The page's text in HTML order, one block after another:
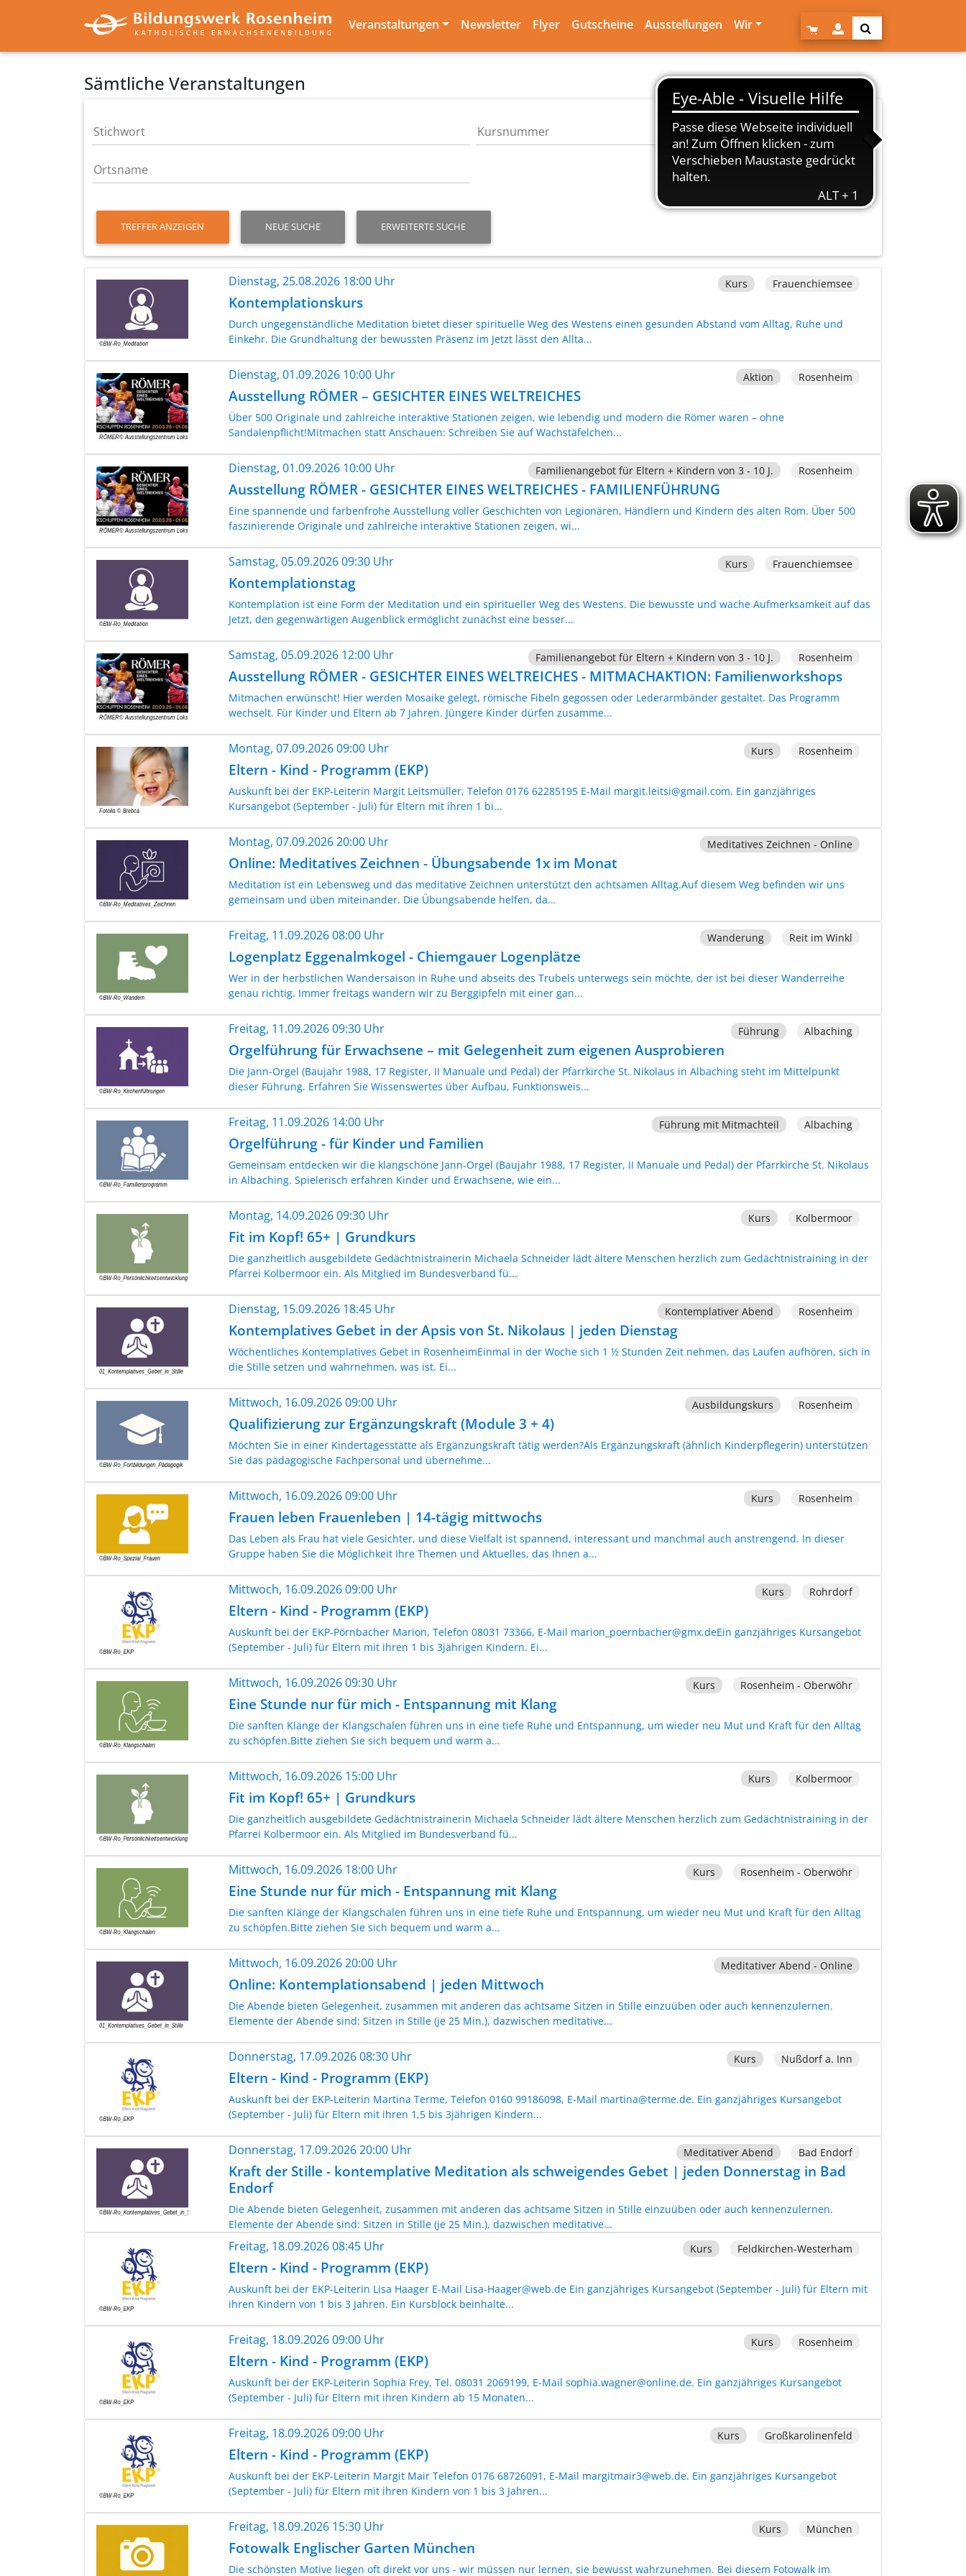
Veranstaltungen Newsletter Flyer Gutscheine Ausstellungen Wir
Sämtliche Veranstaltungen
TREFFER ANZEIGEN NEUE SUCHE ERWEITERTE SUCHE
Dienstag, 25.08.2026 18:00 Uhr Kurs Frauenchiemsee
Kontemplationskurs
Durch ungegenständliche Meditation bietet dieser spirituelle Weg des Westens einen gesunden Abstand vom Alltag, Ruhe und
Einkehr. Die Grundhaltung der bewussten Präsenz im Jetzt lässt den Allta...
Dienstag, 01.09.2026 10:00 Uhr Aktion Rosenheim
Ausstellung RÖMER – GESICHTER EINES WELTREICHES
Über 500 Originale und zahlreiche interaktive Stationen zeigen, wie lebendig und modern die Römer waren – ohne
Sandalenpflicht!Mitmachen statt Anschauen: Schreiben Sie auf Wachstäfelchen...
Dienstag, 01.09.2026 10:00 Uhr Familienangebot für Eltern + Kindern von 3 - 10 J. Rosenheim
Ausstellung RÖMER - GESICHTER EINES WELTREICHES - FAMILIENFÜHRUNG
Eine spannende und farbenfrohe Ausstellung voller Geschichten von Legionären, Händlern und Kindern des alten Rom. Über 500
faszinierende Originale und zahlreiche interaktive Stationen zeigen, wi...
Samstag, 05.09.2026 09:30 Uhr Kurs Frauenchiemsee
Kontemplationstag
Kontemplation ist eine Form der Meditation und ein spiritueller Weg des Westens. Die bewusste und wache Aufmerksamkeit auf das
Jetzt, den gegenwärtigen Augenblick ermöglicht zunächst eine besser...
Samstag, 05.09.2026 12:00 Uhr Familienangebot für Eltern + Kindern von 3 - 10 J. Rosenheim
Ausstellung RÖMER - GESICHTER EINES WELTREICHES - MITMACHAKTION: Familienworkshops
Mitmachen erwünscht! Hier werden Mosaike gelegt, römische Fibeln gegossen oder Lederarmbänder gestaltet. Das Programm
wechselt. Für Kinder und Eltern ab 7 Jahren. Jüngere Kinder dürfen zusamme...
Montag, 07.09.2026 09:00 Uhr Kurs Rosenheim
Eltern - Kind - Programm (EKP)
Auskunft bei der EKP-Leiterin Margit Leitsmüller, Telefon 0176 62285195 E-Mail margit.leitsi@gmail.com. Ein ganzjähriges
Kursangebot (September - Juli) für Eltern mit ihren 1 bi...
Montag, 07.09.2026 20:00 Uhr Meditatives Zeichnen - Online
Online: Meditatives Zeichnen - Übungsabende 1x im Monat
Meditation ist ein Lebensweg und das meditative Zeichnen unterstützt den achtsamen Alltag.Auf diesem Weg befinden wir uns
gemeinsam und üben miteinander. Die Übungsabende helfen, da...
Freitag, 11.09.2026 08:00 Uhr Wanderung Reit im Winkl
Logenplatz Eggenalmkogel - Chiemgauer Logenplätze
Wer in der herbstlichen Wandersaison in Ruhe und abseits des Trubels unterwegs sein möchte, der ist bei dieser Wanderreihe
genau richtig. Immer freitags wandern wir zu Berggipfeln mit einer gan...
Freitag, 11.09.2026 09:30 Uhr Führung Albaching
Orgelführung für Erwachsene – mit Gelegenheit zum eigenen Ausprobieren
Die Jann-Orgel (Baujahr 1988, 17 Register, II Manuale und Pedal) der Pfarrkirche St. Nikolaus in Albaching steht im Mittelpunkt
dieser Führung. Erfahren Sie Wissenswertes über Aufbau, Funktionsweis...
Freitag, 11.09.2026 14:00 Uhr Führung mit Mitmachteil Albaching
Orgelführung - für Kinder und Familien
Gemeinsam entdecken wir die klangschöne Jann-Orgel (Baujahr 1988, 17 Register, II Manuale und Pedal) der Pfarrkirche St. Nikolaus
in Albaching. Spielerisch erfahren Kinder und Erwachsene, wie ein...
Montag, 14.09.2026 09:30 Uhr Kurs Kolbermoor
Fit im Kopf! 65+ | Grundkurs
Die ganzheitlich ausgebildete Gedächtnistrainerin Michaela Schneider lädt ältere Menschen herzlich zum Gedächtnistraining in der
Pfarrei Kolbermoor ein. Als Mitglied im Bundesverband fü...
Dienstag, 15.09.2026 18:45 Uhr Kontemplativer Abend Rosenheim
Kontemplatives Gebet in der Apsis von St. Nikolaus | jeden Dienstag
Wöchentliches Kontemplatives Gebet in RosenheimEinmal in der Woche sich 1 ½ Stunden Zeit nehmen, das Laufen aufhören, sich in
die Stille setzen und wahrnehmen, was ist. Ei...
Mittwoch, 16.09.2026 09:00 Uhr Ausbildungskurs Rosenheim
Qualifizierung zur Ergänzungskraft (Module 3 + 4)
Möchten Sie in einer Kindertagesstätte als Ergänzungskraft tätig werden?Als Ergänzungskraft (ähnlich Kinderpflegerin) unterstützen
Sie das pädagogische Fachpersonal und übernehme...
Mittwoch, 16.09.2026 09:00 Uhr Kurs Rosenheim
Frauen leben Frauenleben | 14-tägig mittwochs
Das Leben als Frau hat viele Gesichter, und diese Vielfalt ist spannend, interessant und manchmal auch anstrengend. In dieser
Gruppe haben Sie die Möglichkeit Ihre Themen und Aktuelles, das Ihnen a...
Mittwoch, 16.09.2026 09:00 Uhr Kurs Rohrdorf
Eltern - Kind - Programm (EKP)
Auskunft bei der EKP-Pörnbacher Marion, Telefon 08031 73366, E-Mail marion_poernbacher@gmx.deEin ganzjähriges Kursangebot
(September - Juli) für Eltern mit ihren 1 bis 3jährigen Kindern. Ei...
Mittwoch, 16.09.2026 09:30 Uhr Kurs Rosenheim - Oberwöhr
Eine Stunde nur für mich - Entspannung mit Klang
Die sanften Klänge der Klangschalen führen uns in eine tiefe Ruhe und Entspannung, um wieder neu Mut und Kraft für den Alltag
zu schöpfen.Bitte ziehen Sie sich bequem und warm a...
Mittwoch, 16.09.2026 15:00 Uhr Kurs Kolbermoor
Fit im Kopf! 65+ | Grundkurs
Die ganzheitlich ausgebildete Gedächtnistrainerin Michaela Schneider lädt ältere Menschen herzlich zum Gedächtnistraining in der
Pfarrei Kolbermoor ein. Als Mitglied im Bundesverband fü...
Mittwoch, 16.09.2026 18:00 Uhr Kurs Rosenheim - Oberwöhr
Eine Stunde nur für mich - Entspannung mit Klang
Die sanften Klänge der Klangschalen führen uns in eine tiefe Ruhe und Entspannung, um wieder neu Mut und Kraft für den Alltag
zu schöpfen.Bitte ziehen Sie sich bequem und warm a...
Mittwoch, 16.09.2026 20:00 Uhr Meditativer Abend - Online
Online: Kontemplationsabend | jeden Mittwoch
Die Abende bieten Gelegenheit, zusammen mit anderen das achtsame Sitzen in Stille einzuüben oder auch kennenzulernen.
Elemente der Abende sind: Sitzen in Stille (je 25 Min.), dazwischen meditative...
Donnerstag, 17.09.2026 08:30 Uhr Kurs Nußdorf a. Inn
Eltern - Kind - Programm (EKP)
Auskunft bei der EKP-Leiterin Martina Terme, Telefon 0160 99186098, E-Mail martina@terme.de. Ein ganzjähriges Kursangebot
(September - Juli) für Eltern mit ihren 1,5 bis 3jährigen Kindern...
Donnerstag, 17.09.2026 20:00 Uhr Meditativer Abend Bad Endorf
Kraft der Stille - kontemplative Meditation als schweigendes Gebet | jeden Donnerstag in Bad
Endorf
Die Abende bieten Gelegenheit, zusammen mit anderen das achtsame Sitzen in Stille einzuüben oder auch kennenzulernen.
Elemente der Abende sind: Sitzen in Stille (je 25 Min.), dazwischen meditative...
Freitag, 18.09.2026 08:45 Uhr Kurs Feldkirchen-Westerham
Eltern - Kind - Programm (EKP)
Auskunft bei der EKP-Leiterin Lisa Haager E-Mail Lisa-Haager@web.de Ein ganzjähriges Kursangebot (September - Juli) für Eltern mit
ihren Kindern von 1 bis 3 Jahren. Ein Kursblock beinhalte...
Freitag, 18.09.2026 09:00 Uhr Kurs Rosenheim
Eltern - Kind - Programm (EKP)
Auskunft bei der EKP-Leiterin Sophia Frey, Tel. 08031 2069199, E-Mail sophia.wagner@online.de. Ein ganzjähriges Kursangebot
(September - Juli) für Eltern mit ihren Kindern ab 15 Monaten...
Freitag, 18.09.2026 09:00 Uhr Kurs Großkarolinenfeld
Eltern - Kind - Programm (EKP)
Auskunft bei der EKP-Leiterin Margit Mair Telefon 0176 68726091, E-Mail margitmair3@web.de. Ein ganzjähriges Kursangebot
(September - Juli) für Eltern mit ihren Kindern von 1 bis 3 Jahren...
Freitag, 18.09.2026 15:30 Uhr Kurs München
Fotowalk Englischer Garten München
Die schönsten Motive liegen oft direkt vor uns - wir müssen nur lernen, sie bewusst wahrzunehmen. Bei diesem Fotowalk im